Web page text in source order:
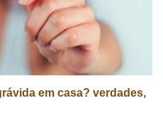
em casa? verdades,